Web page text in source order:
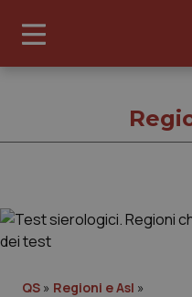
QS » Regioni e Asl »